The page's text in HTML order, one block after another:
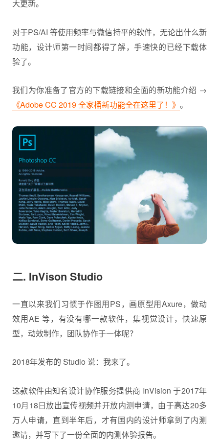
大更新。
对于PS/AI 等使用频率与微信持平的软件，无论出什么新
功能，设计师第一时间都得了解，手速快的已经下载体
验了。
我们为你准备了官方的下载链接和全面的新功能介绍 →
《Adobe CC 2019 全家桶新功能全在这里了！》 。
二. InVison Studio
一直以来我们习惯于作图用PS，画原型用Axure，做动
效用AE 等，有没有哪一款软件，集视觉设计，快速原
型，动效制作，团队协作于一体呢？
2018年发布的 Studio 说：我来了。
这款软件由知名设计协作服务提供商 InVision 于2017年
10月18日放出宣传视频并开放内测申请，由于高达20多
万人申请，直到半年后，才有国内的设计师拿到了内测
邀请，并写下了一份全面的内测体验报告。